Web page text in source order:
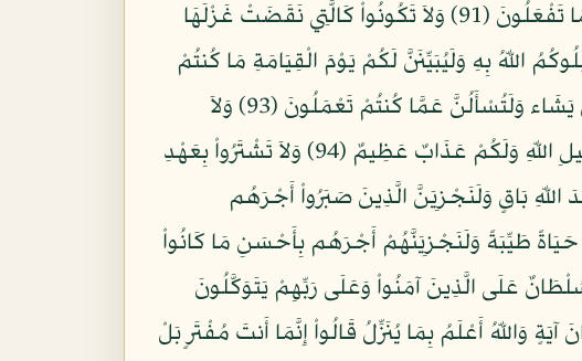
عَاهَدتُّمْ وَلاَ تَنقُضُواْ الأَيْمَانَ بَعْدَ تَوْكِيدِهَا وَقَدْ جَعَلْتُمُ اللّهَ عَلَيْكُمْ كَفِيلاً إِنَّ اللّهَ يَعْلَمُ مَا تَفْعَلُونَ (91) وَلاَ تَكُونُواْ كَالَّتِي نَقَضَتْ غَزْلَهَا
اللّهُ بِهِ وَلَيُبَيِّنَنَّ لَكُمْ يَوْمَ الْقِيَامَةِ مَا كُنتُمْ
فِيهِ تَخْتَلِفُونَ (92) وَلَوْ شَاء اللّهُ لَجَعَلَكُمْ أُمَّةً وَاحِدَةً وَلكِن يُضِلُّ مَن يَشَاء وَيَهْدِي مَن يَشَاء وَلَتُسْأَلُنَّ عَمَّا كُنتُمْ تَعْمَلُونَ (93) وَلاَ
تَتَّخِذُواْ أَيْمَانَكُمْ دَخَلاً بَيْنَكُمْ فَتَزِلَّ قَدَمٌ بَعْدَ ثُبُوتِهَا وَتَذُوقُواْ الْسُّوءَ بِمَا صَدَدتُّمْ عَن سَبِيلِ اللّهِ وَلَكُمْ عَذَابٌ عَظِيمٌ (94) وَلاَ تَشْتَرُواْ بِعَهْدِ
تَعْلَمُونَ (95) مَا عِندَكُمْ يَنفَدُ وَمَا عِندَ اللّهِ بَاقٍ وَلَنَجْزِيَنَّ الَّذِينَ صَبَرُواْ أَجْرَهُم
حَيَاةً طَيِّبَةً وَلَنَجْزِيَنَّهُمْ أَجْرَهُم بِأَحْسَنِ مَا كَانُواْ
بِاللّهِ مِنَ الشَّيْطَانِ الرَّجِيمِ (98) إِنَّهُ لَيْسَ لَهُ سُلْطَانٌ عَلَى الَّذِينَ آمَنُواْ وَعَلَى رَبِّهِمْ يَتَوَكَّلُونَ
هُم بِهِ مُشْرِكُونَ (100) وَإِذَا بَدَّلْنَا آيَةً مَّكَانَ آيَةٍ وَاللّهُ أَعْلَمُ بِمَا يُنَزِّلُ قَالُواْ إِنَّمَا أَنتَ مُفْتَرٍ بَلْ